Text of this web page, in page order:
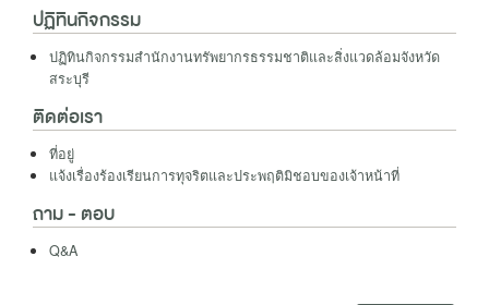
ปฏิทินกิจกรรม
ปฏิทินกิจกรรมสำนักงานทรัพยากรธรรมชาติและสิ่งแวดล้อมจังหวัด
สระบุรี
ติดต่อเรา
ที่อยู่
แจ้งเรื่องร้องเรียนการทุจริตและประพฤติมิชอบของเจ้าหน้าที่
ถาม - ตอบ
Q&A